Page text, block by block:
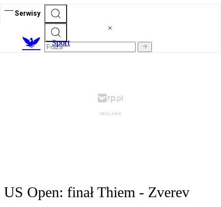
Serwisy
Sport
US Open: finał Thiem - Zverev